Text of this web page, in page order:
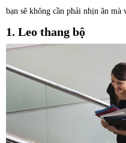
bạn sẽ không cần phải nhịn ăn mà
1. Leo thang bộ